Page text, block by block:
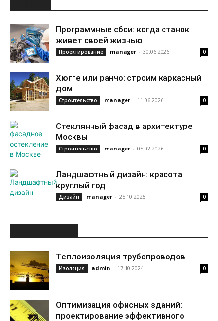
Программные сбои: когда станок
живет своей жизнью
Проектирование manager - 30.06.2026 0
Хюгге или ранчо: строим каркасный
дом
Строительство manager - 11.06.2026 0
Стеклянный фасад в архитектуре
Москвы
Строительство manager - 05.02.2026 0
Ландшафтный дизайн: красота
круглый год
Дизайн manager - 25.10.2025 0
Теплоизоляция трубопроводов
Изоляция admin - 17.10.2024 0
Оптимизация офисных зданий:
проектирование эффективного